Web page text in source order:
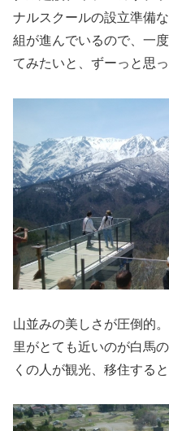
ナルスクールの設立準備
組が進んでいるので、一
てみたいと、ずーっと思っ
山並みの美しさが圧倒的
里がとても近いのが白馬
くの人が観光、移住する